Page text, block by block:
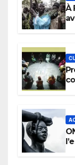
À